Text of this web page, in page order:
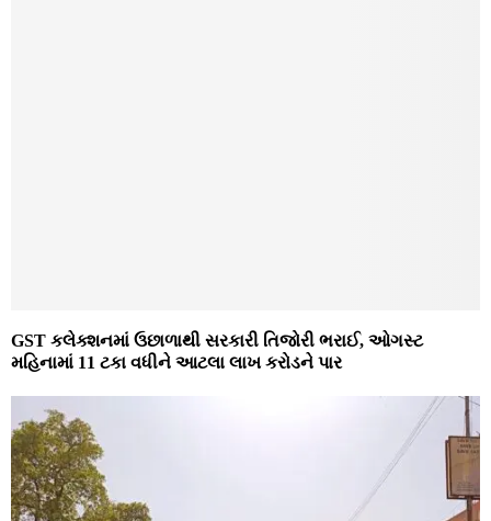
GST કલેક્શનમાં ઉછાળાથી સરકારી તિજોરી ભરાઈ, ઓગસ્ટ
મહિનામાં 11 ટકા વધીને આટલા લાખ કરોડને પાર